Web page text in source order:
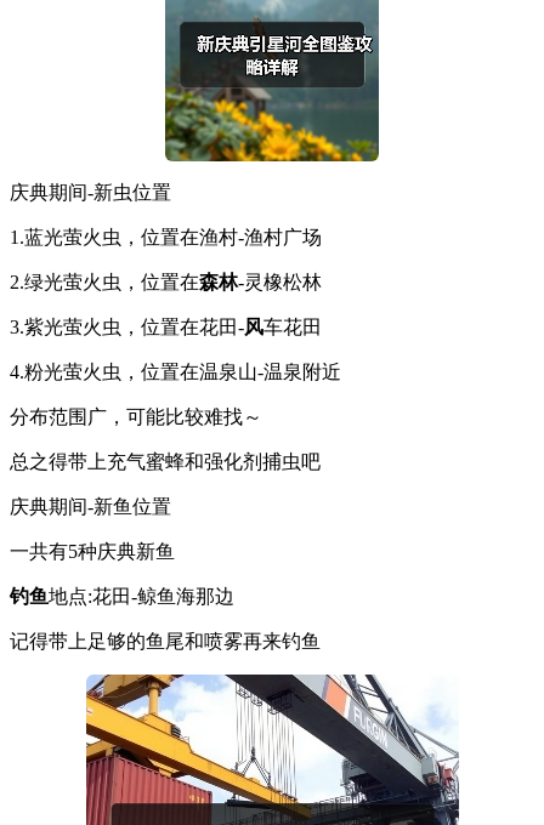
庆典期间-新虫位置
1.蓝光萤火虫，位置在渔村-渔村广场
2.绿光萤火虫，位置在森林-灵橡松林
3.紫光萤火虫，位置在花田-风车花田
4.粉光萤火虫，位置在温泉山-温泉附近
分布范围广，可能比较难找～
总之得带上充气蜜蜂和强化剂捕虫吧
庆典期间-新鱼位置
一共有5种庆典新鱼
钓鱼地点:花田-鲸鱼海那边
记得带上足够的鱼尾和喷雾再来钓鱼